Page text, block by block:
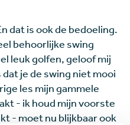
dat is ook de bedoeling.
behoorlijke swing
leuk golfen, geloof mij
je de swing niet mooi
les mijn gammele
- ik houd mijn voorste
- moet nu blijkbaar ook